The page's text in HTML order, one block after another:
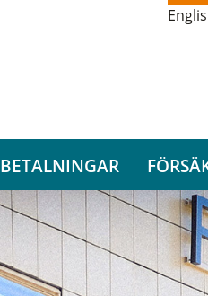
BETALNINGAR